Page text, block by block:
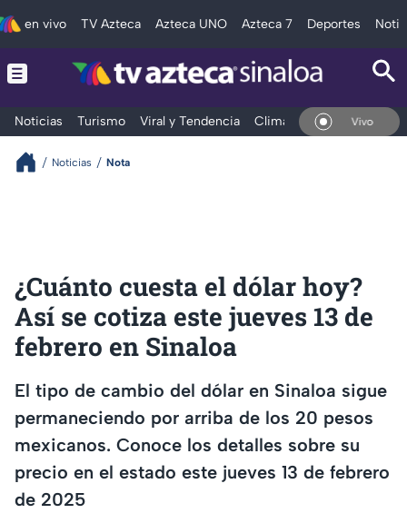
en vivo TV Azteca Azteca UNO Azteca 7 Deportes
Noticias Turismo Viral y Tendencia Clima Deportes
En Vivo
Noticias Nota
¿Cuánto cuesta el dólar hoy?
Así se cotiza este jueves 13 de
febrero en Sinaloa
El tipo de cambio del dólar en Sinaloa sigue
permaneciendo por arriba de los 20 pesos
mexicanos. Conoce los detalles sobre su
precio en el estado este jueves 13 de febrero
de 2025